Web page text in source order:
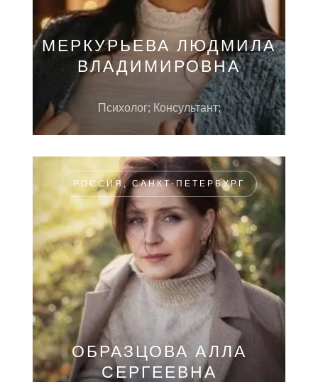
МЕРКУРЬЕВА ЛЮДМИЛА
ВЛАДИМИРОВНА
Психолог; Консультант;
РОССИЯ, САНКТ-ПЕТЕРБУРГ
ОБРАЗЦОВА АЛЛА
СЕРГЕЕВНА